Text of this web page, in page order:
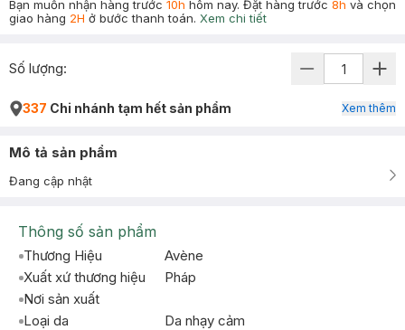
Bạn muốn nhận hàng trước 10h hôm nay. Đặt hàng trước 8h và chọn
giao hàng 2H ở bước thanh toán. Xem chi tiết
Số lượng:
337 Chi nhánh tạm hết sản phẩm Xem thêm
Mô tả sản phẩm
Đang cập nhật
Thông số sản phẩm
Thương Hiệu
Avène
Xuất xứ thương hiệu
Pháp
Nơi sản xuất
Loại da
Da nhạy cảm